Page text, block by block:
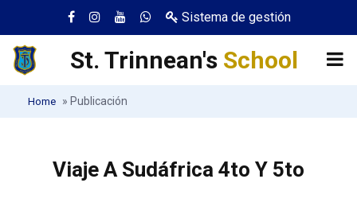
Sistema de gestión
St. Trinnean's School
Home » Publicación
Viaje A Sudáfrica 4to Y 5to